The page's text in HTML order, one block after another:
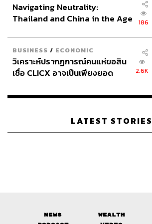
Navigating Neutrality:
Thailand and China in the Age
186
BUSINESS / ECONOMIC
วิเคราะห์ปรากฏการณ์คนแห่ขอสิน
เชื่อ CLICX อาจเป็นเพียงยอด
เรือนไทยที่ถูกซุกไว้
2.6K
LATEST STORIES
News Wealth